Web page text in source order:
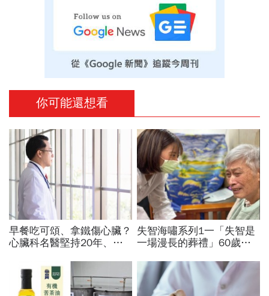
你可能還想看
早餐吃可頌、拿鐵傷心臟？
心臟科名醫堅持20年、早
喝咖啡前先喝「這1杯」更
護心
失智海嘯系列1一「失智是
一場漫長的葬禮」60歲退
補家庭關係的最後拼圖